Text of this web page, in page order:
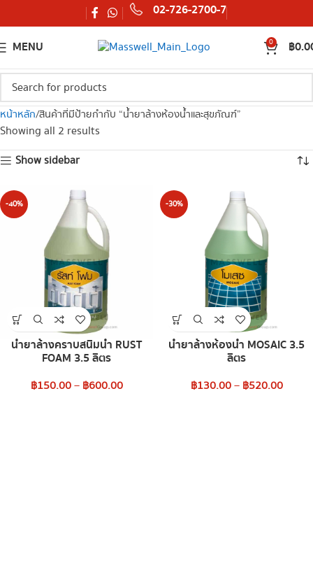
02-726-2700-7
MENU 0 ฿
หน้าหลัก สินค้าที่มีป้ายกำกับ “น้ำยาล้างห้องน้ำและสุขภัณฑ์”
Showing all 2 results
Show sidebar
-40%
น้ำยาล้างคราบสนิมน้ำ RUST
FOAM 3.5 ลิตร
฿150.00– ฿600.00
-30%
น้ำยาล้างห้องน้ำ MOSAIC 3.5
ลิตร
฿130.00– ฿520.00